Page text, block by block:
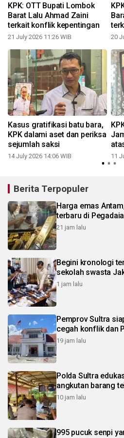
KPK: OTT Bupati Lombok
Barat Lalu Ahmad Zaini
terkait konflik kepentingan
21 July 2026 11:26 WIB 20
Kasus gratifikasi batu bara,
KPK dalami aset dan periksa
sejumlah saksi
14 July 2026 14:06 WIB 11
Berita Terpopuler
Harga emas
terbaru di
21 jam lalu
Begini kronologi
sekolah swasta
1 jam lalu
Pemprov Sultra
cegah konflik dan
19 jam lalu
Polda Sultra
angkutan barang
10 jam lalu
995 pucuk senpi